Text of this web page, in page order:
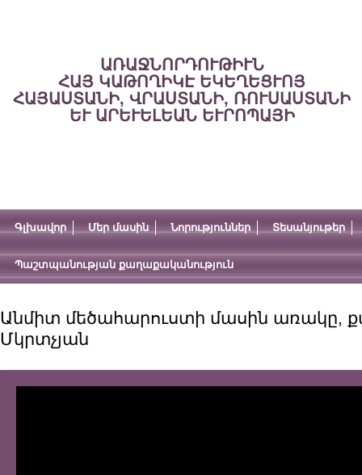
ԱՌԱՋՆՈՐԴՈՒԹԻՒՆ
ՀԱՅ ԿԱԹՈՂԻԿԷ ԵԿԵՂԵՑՒՈՅ
ՀԱՅԱՍՏԱՆԻ, ՎՐԱՍՏԱՆԻ, ՌՈՒՍԱՍՏԱՆԻ
ԵՒ ԱՐԵՒԵԼԵԱՆ ԵՒՐՈՊԱՅԻ
Գլխավոր Մեր մասին Նորություններ Տեսանյութեր
Պաշտպանության քաղաքականություն
Անմիտ մեծահարուստի մասին առակը,
Մկրտչյան